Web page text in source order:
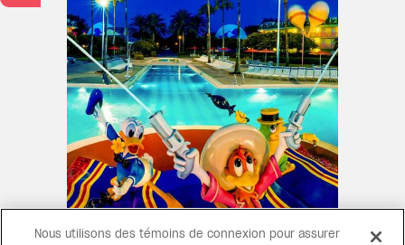
Nous utilisons des témoins de connexion pour assurer